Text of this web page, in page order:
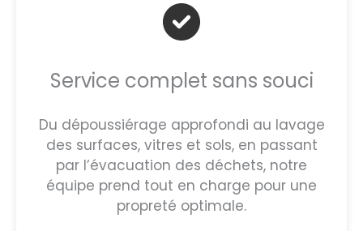
Service complet sans souci
Du dépoussiérage approfondi au lavage
des surfaces, vitres et sols, en passant
par l’évacuation des déchets, notre
équipe prend tout en charge pour une
propreté optimale.